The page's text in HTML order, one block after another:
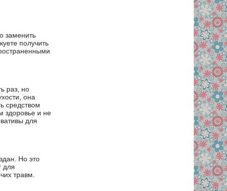
заменить
получить
раз, но
она
средством
здоровье и не
для
Но это
для
травм.